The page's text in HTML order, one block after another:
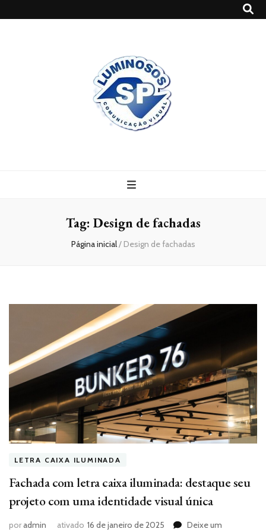
Tag: Design de fachadas
Página inicial/ Design de fachadas
LETRA CAIXA ILUMINADA
Fachada com letra caixa iluminada: destaque seu
projeto com uma identidade visual única
poradmin ativado 16 de janeiro de 2025
Deixe um